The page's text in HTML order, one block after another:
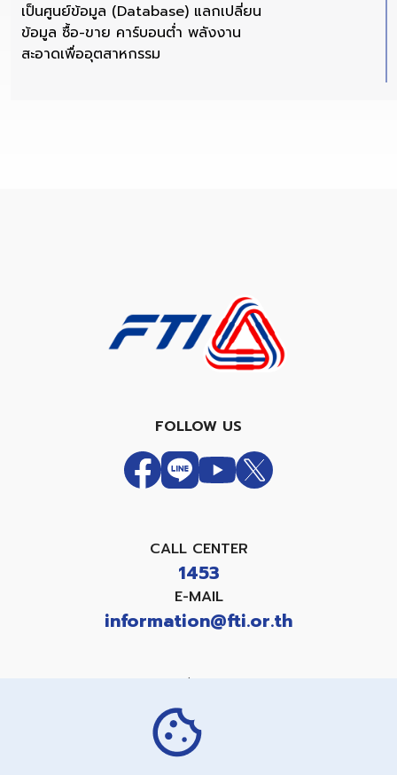
เป็นศูนย์ข้อมูล (Database) แลกเปลี่ยน
ข้อมูล ซื้อ-ขาย คาร์บอนต่ำ พลังงาน
สะอาดเพื่ออุตสาหกรรม
FOLLOW US
CALL CENTER
1453
E-MAIL
information@fti.or.th
PRIVACY NOTICE